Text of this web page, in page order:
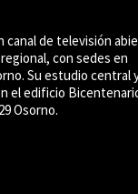
canal de televisión
con sedes en
Su estudio central
el edificio
Osorno.